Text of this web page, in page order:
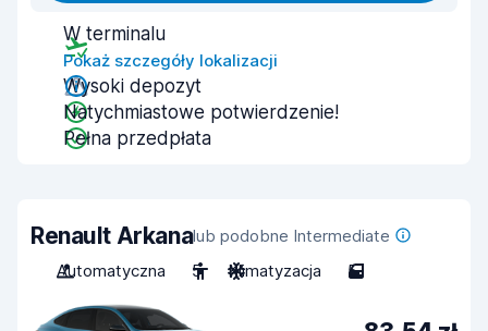
W terminalu
Pokaż szczegóły lokalizacji
Wysoki depozyt
Natychmiastowe potwierdzenie!
Pełna przedpłata
Renault Arkanalub podobne Intermediate
Automatyczna
5 Klimatyzacja 5